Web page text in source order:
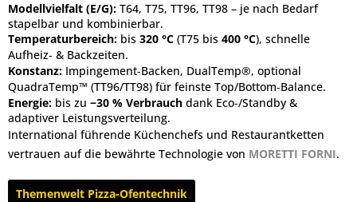
Modellvielfalt (E/G): T64, T75, TT96, TT98 – je nach Bedarf
stapelbar und kombinierbar.
Temperaturbereich: bis 320 °C (T75 bis 400 °C), schnelle
Aufheiz‑ & Backzeiten.
Konstanz: Impingement‑Backen, DualTemp®, optional
QuadraTemp™ (TT96/TT98) für feinste Top/Bottom‑Balance.
Energie: bis zu −30 % Verbrauch dank Eco‑/Standby &
adaptiver Leistungsverteilung.
International führende Küchenchefs und Restaurantketten
vertrauen auf die bewährte Technologie von MORETTI FORNI.
Themenwelt Pizza‑Ofentechnik